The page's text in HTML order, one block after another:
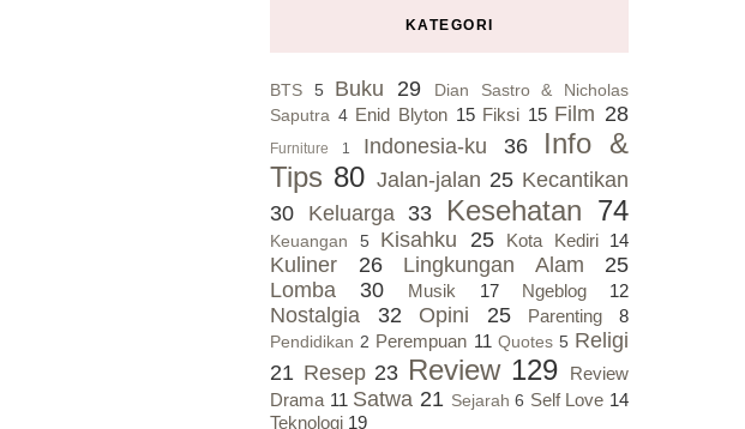
KATEGORI
BTS 5 Buku 29
Dian Sastro & Nicholas
Saputra 4 Enid Blyton 15 Fiksi 15 Film 28
Furniture 1 Indonesia-ku 36
Info &
Tips 80 Jalan-jalan 25 Kecantikan
30
Keluarga 33 Kesehatan 74
Keuangan 5 Kisahku 25 Kota Kediri 14
Kuliner 26 Lingkungan Alam
25
Lomba
30 Musik 17 Ngeblog 12
Nostalgia 32 Opini 25 Parenting 8
Pendidikan 2 Perempuan 11 Quotes 5 Religi
21 Resep 23 Review 129
Review
Drama 11 Satwa 21 Sejarah 6 Self Love 14
Teknologi 19